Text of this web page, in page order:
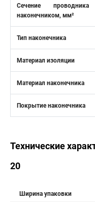
Сечение
наконечником, мм²
Тип наконечника
Материал изоляции
Материал наконечника
Покрытие наконечника
Технические
20
Ширина упаковки